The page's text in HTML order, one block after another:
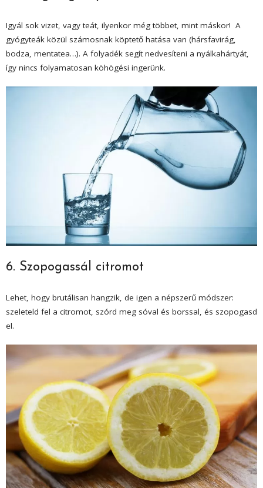
Igyál sok vizet, vagy teát, ilyenkor még többet, mint máskor! A
gyógyteák közül számosnak köptető hatása van (hársfavirág,
bodza, mentatea…). A folyadék segít nedvesíteni a nyálkahártyát,
így nincs folyamatosan köhögési ingerünk.
6. Szopogassál citromot
Lehet, hogy brutálisan hangzik, de igen a népszerű módszer:
szeleteld fel a citromot, szórd meg sóval és borssal, és szopogasd
el.